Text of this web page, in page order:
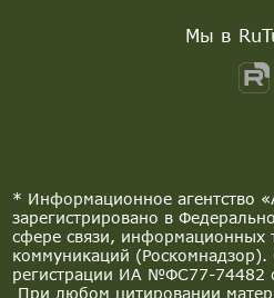
* Информационное агентство
зарегистрировано в
сфере связи, информационных
коммуникаций (Роскомнадзор).
регистрации ИА №ФС77-74482
При любом цитировании
Мы в